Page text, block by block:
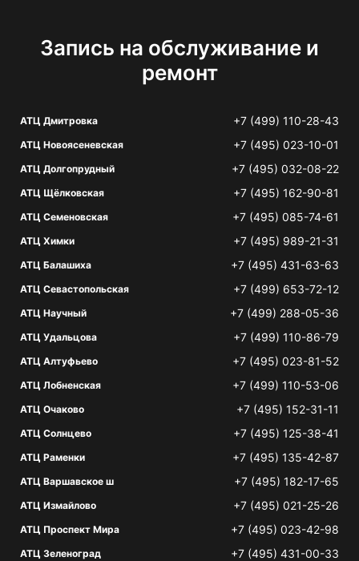
Запись на обслуживание и
ремонт
АТЦ Дмитровка +7 (499) 110-28-43
АТЦ Новоясеневская +7 (495) 023-10-01
АТЦ Долгопрудный +7 (495) 032-08-22
АТЦ Щёлковская +7 (495) 162-90-81
АТЦ Семеновская +7 (495) 085-74-61
АТЦ Химки +7 (495) 989-21-31
АТЦ Балашиха +7 (495) 431-63-63
АТЦ Севастопольская +7 (499) 653-72-12
АТЦ Научный +7 (499) 288-05-36
АТЦ Удальцова +7 (499) 110-86-79
АТЦ Алтуфьево +7 (495) 023-81-52
АТЦ Лобненская +7 (499) 110-53-06
АТЦ Очаково +7 (495) 152-31-11
АТЦ Солнцево +7 (495) 125-38-41
АТЦ Раменки +7 (495) 135-42-87
АТЦ Варшавское ш +7 (495) 182-17-65
АТЦ Измайлово +7 (495) 021-25-26
АТЦ Проспект Мира +7 (495) 023-42-98
АТЦ Зеленоград +7 (495) 431-00-33